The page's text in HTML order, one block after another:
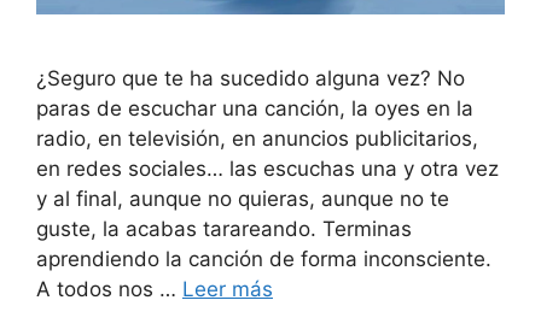
¿Seguro que te ha sucedido alguna vez? No
paras de escuchar una canción, la oyes en la
radio, en televisión, en anuncios publicitarios,
en redes sociales… las escuchas una y otra vez
y al final, aunque no quieras, aunque no te
guste, la acabas tarareando. Terminas
aprendiendo la canción de forma inconsciente.
A todos nos … Leer más